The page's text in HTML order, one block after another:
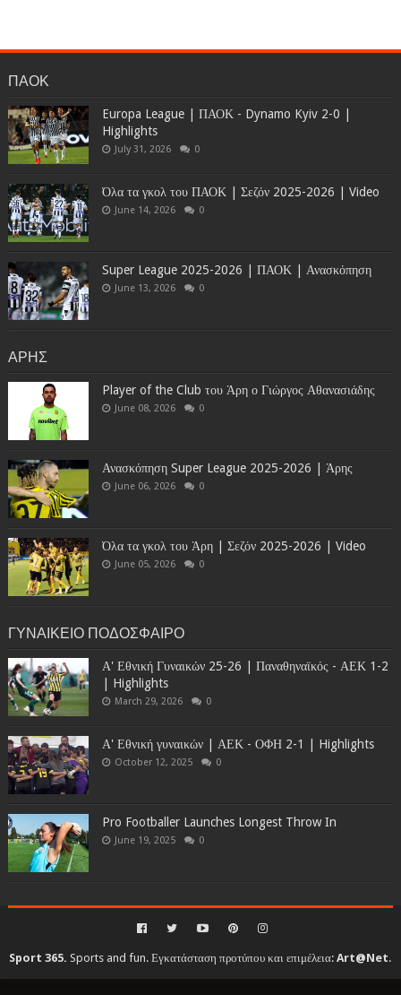
ΠΑΟΚ
Europa League | ΠΑΟΚ - Dynamo Kyiv 2-0 |
Highlights
July 31, 2026 0
Όλα τα γκολ του ΠΑΟΚ | Σεζόν 2025-2026 | Video
June 14, 2026 0
Super League 2025-2026 | ΠΑΟΚ | Ανασκόπηση
June 13, 2026 0
ΑΡΗΣ
Player of the Club του Άρη ο Γιώργος Αθανασιάδης
June 08, 2026 0
Ανασκόπηση Super League 2025-2026 | Άρης
June 06, 2026 0
Όλα τα γκολ του Άρη | Σεζόν 2025-2026 | Video
June 05, 2026 0
ΓΥΝΑΙΚΕΙΟ ΠΟΔΟΣΦΑΙΡΟ
Α' Εθνική Γυναικών 25-26 | Παναθηναϊκός - ΑΕΚ 1-2
| Highlights
March 29, 2026 0
Α' Εθνική γυναικών | ΑΕΚ - ΟΦΗ 2-1 | Highlights
October 12, 2025 0
Pro Footballer Launches Longest Throw In
June 19, 2025 0
Sport 365. Sports and fun. Εγκατάσταση προτύπου και επιμέλεια:Art@Net.